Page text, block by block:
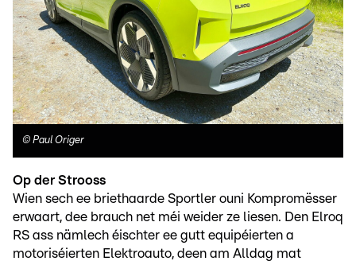
© Paul Origer
Op der Strooss
Wien sech ee briethaarde Sportler ouni Kompromësser
erwaart, dee brauch net méi weider ze liesen. Den Elroq
RS ass nämlech éischter ee gutt equipéierten a
motoriséierten Elektroauto, deen am Alldag mat